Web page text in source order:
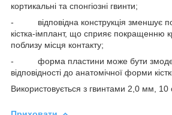
кортикальні та спонгіозні гвинти;
-
відповідна конструкція зменшує
кістка-імплант, що сприяє покращенню
поблизу місця контакту;
-
форма пластини може бути
відповідності до анатомічної форми
Використовується з гвинтами 2,0 мм, 10